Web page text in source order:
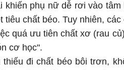
khiến phụ nữ dễ rơi vào tâm
chất béo. Tuy nhiên, các
quá ưu tiên chất xơ (rau
cơ học".
đi chất béo bôi trơn,